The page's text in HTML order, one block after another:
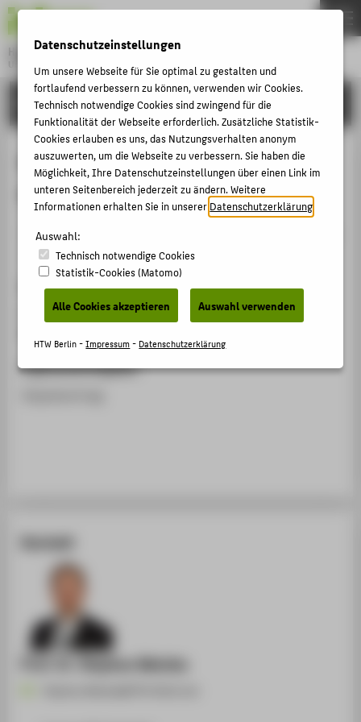
Hochschule für Technik und Wirtschaft Berlin
University of Applied Sciences
Menu
FORSCHUNG
Künstliche Intelligenz - Potenziale
für die Berliner Industrie
Veranstaltungsbeitrag › Sonstiger Veranstaltungsbeitrag
› 2020
Veranstaltung
IHK Ausschusssitzung Industrie
Ergänzende Angaben
Kontakt
Prof. Dr. Stephan Matzka
THEMEN
HOCHSCHULE
CAMPUS
STUDIUM
LEHRE
KARRIERE
INTERNATIONAL
INFORMATIONEN FÜR
STUDIENINTERESSIERTE
Datenschutzeinstellungen
Um unsere Webseite für Sie optimal zu gestalten und
fortlaufend verbessern zu können, verwenden wir Cookies.
Technisch notwendige Cookies sind zwingend für die
Funktionalität der Webseite erforderlich. Zusätzliche Statistik-
Cookies erlauben es uns, das Nutzungsverhalten anonym
auszuwerten, um die Webseite zu verbessern. Sie haben die
Möglichkeit, Ihre Datenschutzeinstellungen über einen Link im
unteren Seitenbereich jederzeit zu ändern. Weitere
Informationen erhalten Sie in unsererDatenschutzerklärung
Auswahl:
Technisch notwendige Cookies
Statistik-Cookies (Matomo)
Alle Cookies akzeptieren Auswahl verwenden
HTW Berlin -Impressum- Datenschutzerklärung